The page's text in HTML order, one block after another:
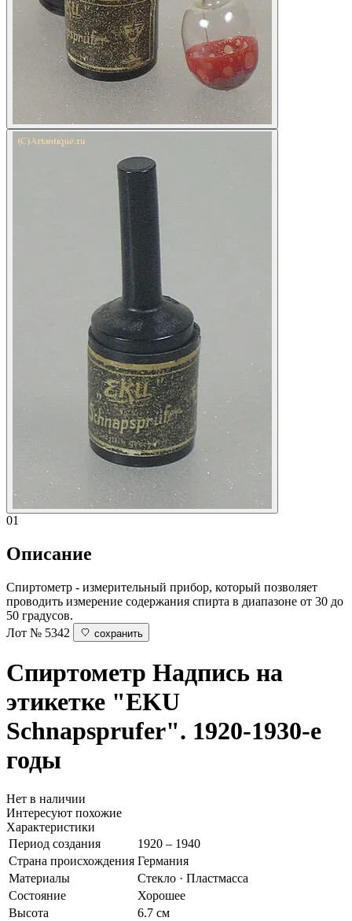
01
Описание
Спиртометр - измерительный прибор, который позволяет
проводить измерение содержания спирта в диапазоне от 30 до
50 градусов.
Лот № 5342
сохранить
Спиртометр Надпись на
этикетке "EKU
Schnapsprufer". 1920-1930-е
годы
Нет в наличии
Интересуют похожие
Характеристики
Период создания
1920 – 1940
Страна происхождения Германия
Материалы
Стекло · Пластмасса
Состояние
Хорошее
Высота
6.7 см